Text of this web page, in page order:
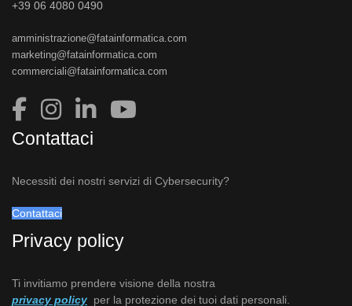
+39 06 4080 0490
amministrazione@fatainformatica.com
marketing@fatainformatica.com
commerciali@fatainformatica.com
Contattaci
Necessiti dei nostri servizi di Cybersecurity?
Contattaci
Privacy policy
Ti invitiamo prendere visione della nostra
privacy policy per la protezione dei tuoi dati personali.